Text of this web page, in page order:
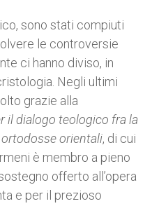
sono stati compiuti
le controversie
ci hanno diviso, in
Negli ultimi
grazie alla
il dialogo teologico fra la
ortodosse orientali, di cui
è membro a pieno
offerto all’opera
e per il prezioso